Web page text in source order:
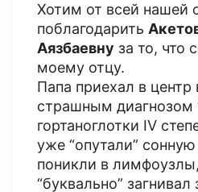
Хотим от всей нашей
поблагодарить
Аязбаевну за то, что
моему отцу.
Папа приехал в
страшным диагнозом
гортаноглотки IV
уже “опутали”
поникли в
“буквально”